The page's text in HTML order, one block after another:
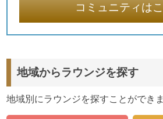
コミュニティは
地域からラウンジを探す
地域別にラウンジを探すことができま